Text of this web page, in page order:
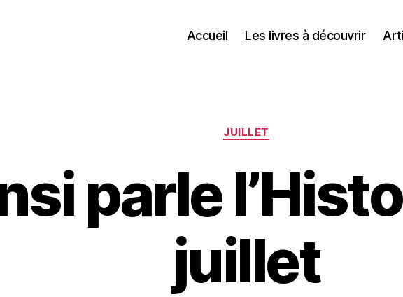
Accueil Les livres à découvrir
Catégories
JUILLET
parle
juillet